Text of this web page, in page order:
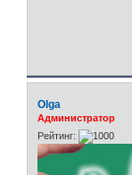
Olga
Администратор
Рейтинг: